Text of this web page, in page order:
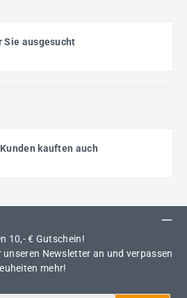
Sie ausgesucht
kauften auch
10,- € Gutschein!
unseren Newsletter an und verpassen
mehr!